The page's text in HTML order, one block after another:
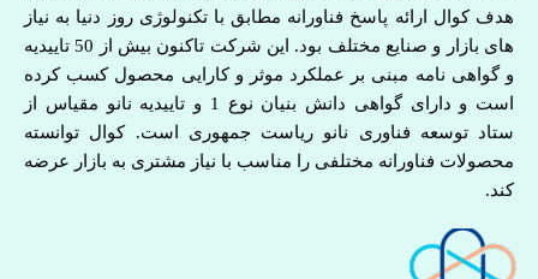
هدف کوال ارائه پاسخ فناورانه مطابق با تکنولوژی روز دنیا به نیاز
های بازار و صنایع مختلف بود. این شرکت تاکنون بیش از 50 تاییدیه
و گواهی نامه مبنی بر عملکرد موثر و کارایی محصول کسب کرده
است و دارای گواهی دانش بنیان نوع 1 و تاییدیه نانو مقیاس از
ستاد توسعه فناوری نانو ریاست جمهوری است. کوال توانسته
محصولات فناورانه مختلفی را مناسب با نیاز مشتری به بازار عرضه
کند.